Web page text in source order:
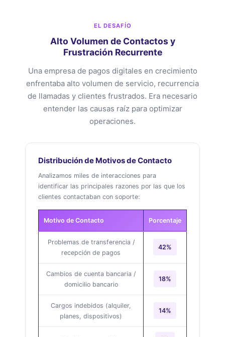
EL DESAFÍO
Alto Volumen de Contactos y
Frustración Recurrente
Una empresa de pagos digitales en crecimiento
enfrentaba alto volumen de servicio, recurrencia
de llamadas y clientes frustrados. Era necesario
entender las causas raíz para optimizar
operaciones.
Distribución de Motivos de Contacto
Analizamos miles de interacciones para
identificar las principales razones por las que los
clientes contactaban con soporte:
Motivo de Contacto Porcentaje
Problemas de transferencia /
recepción de pagos
42%
Cambios de cuenta bancaria /
domicilio bancario
18%
Cargos indebidos (alquiler,
planes, dispositivos)
14%